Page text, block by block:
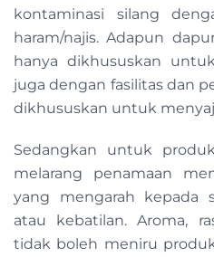
kontaminasi silang
haram/najis. Adapun
hanya dikhususkan
juga dengan fasilitas dan
dikhususkan untuk
Sedangkan untuk
melarang penamaan
yang mengarah kepada
atau kebatilan. Aroma,
tidak boleh meniru